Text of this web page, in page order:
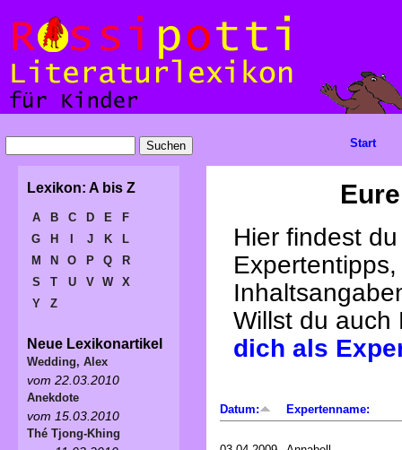
Hier findest
Willst du
dich als
Datum: Expertenname:
Start
Lexikon: A bis Z
A B C D E
F
G
H J K
L
M
N O P Q
R
S
T U V W
X
Y
Z
Neue Lexikonartikel
Wedding, Alex
vom 22.03.2010
Anekdote
vom 15.03.2010
Thé Tjong-Khing